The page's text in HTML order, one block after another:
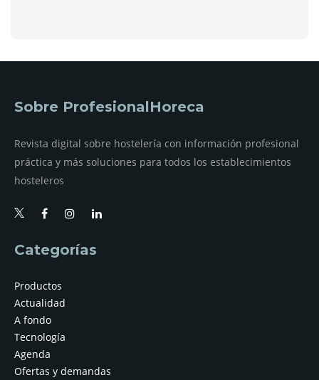
Sobre ProfesionalHoreca
Revista digital sobre hostelería con información profesional
práctica y más soluciones para todos los establecimientos
hosteleros
Categorías
Productos
Actualidad
A fondo
Tecnología
Agenda
Ofertas y demandas